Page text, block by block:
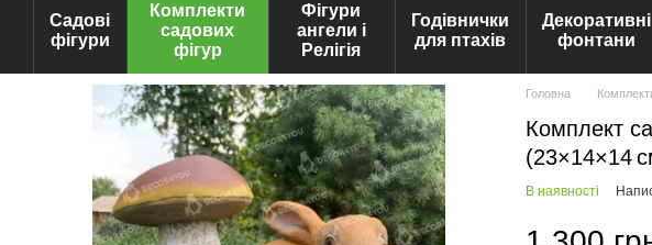
Садові
фігури
Комплекти
садових
фігур
Фігури
ангели і
Релігія
Годівнички
для птахів
Декоративні
фонтани
Головна
Комплект
(23×14×14
В наявності